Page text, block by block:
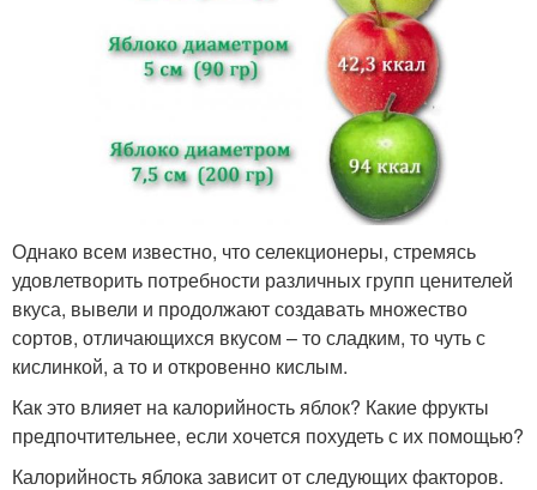
Однако всем известно, что селекционеры, стремясь
удовлетворить потребности различных групп ценителей
вкуса, вывели и продолжают создавать множество
сортов, отличающихся вкусом – то сладким, то чуть с
кислинкой, а то и откровенно кислым.
Как это влияет на калорийность яблок? Какие фрукты
предпочтительнее, если хочется похудеть с их помощью?
Калорийность яблока зависит от следующих факторов.